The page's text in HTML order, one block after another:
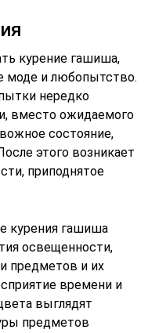
курение гашиша,
моде и любопытство.
нередко
вместо ожидаемого
состояние,
этого возникает
приподнятое
курения гашиша
освещенности,
предметов и их
времени и
выглядят
предметов